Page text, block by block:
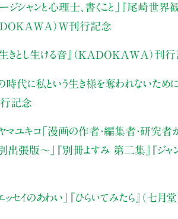
ージシャンと心理士、書くこと」
『尾崎世界
KADOKAWA）W刊行記念
生きとし生ける音』（KADOKAWA）刊
時代に私という生き様を奪われないために
行記念
ユキコ「漫画の作者・編集者・研究者
出張版〜」
『別冊よすみ 第二集』『ジャ
ッセイのあわい」 『ひらいてみたら』（七月